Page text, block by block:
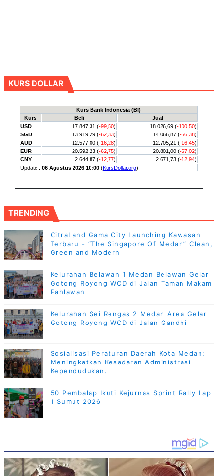
KURS DOLLAR
TRENDING
CitraLand Gama City Launching Kawasan
Terbaru - “The Singapore Of Medan” Clean,
Green and Modern
Kelurahan Belawan 1 Medan Belawan Gelar
Gotong Royong WCD di Jalan Taman Makam
Pahlawan
Kelurahan Sei Rengas 2 Medan Area Gelar
Gotong Royong WCD di Jalan Gandhi
Sosialisasi Peraturan Daerah Kota Medan:
Meningkatkan Kesadaran Administrasi
Kependudukan.
50 Pembalap Ikuti Kejurnas Sprint Rally Lap
1 Sumut 2026